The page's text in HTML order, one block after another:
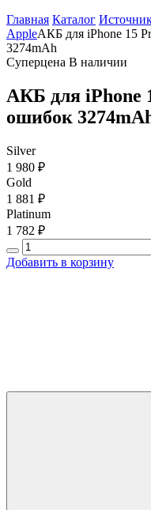
Главная Каталог
AppleАКБ для iPhone 15
3274mAh
Суперцена В наличии
АКБ для iPhone
ошибок
Silver
1 980 ₽
Gold
1 881 ₽
Platinum
1 782 ₽
Добавить в корзину